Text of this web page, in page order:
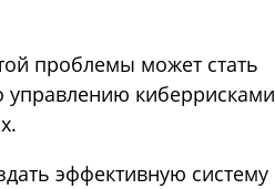
проблемы может стать
управлению киберрисками
эффективную систему